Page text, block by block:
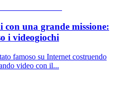
una grande missione:
i videogiochi
famoso su Internet costruendo
video con il...